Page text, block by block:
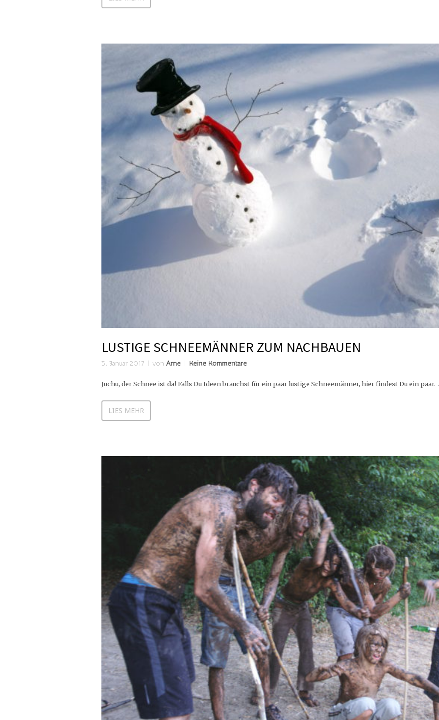
LUSTIGE SCHNEEMÄNNER ZUM NACHBAUEN
5. Januar 2017 von Arne Keine Kommentare
Juchu, der Schnee ist da! Falls Du Ideen brauchst für ein paar lustige Schneemänner, hier findest Du ein paar.
LIES MEHR